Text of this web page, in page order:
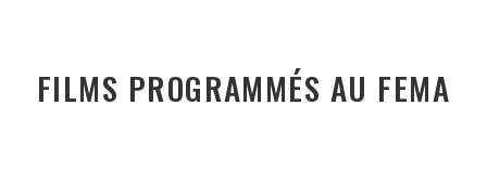
FILMS PROGRAMMÉS AU FEMA